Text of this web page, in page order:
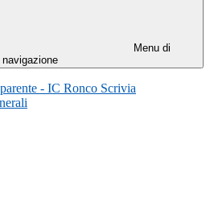
Menu di
navigazione
- IC Ronco Scrivia